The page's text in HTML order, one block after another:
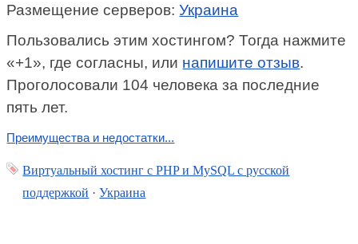
Размещение серверов:Украина
Пользовались этим хостингом? Тогда нажмите
«+1», где согласны, или напишите отзыв.
Проголосовали 104 человека за последние
пять лет.
Преимущества и недостатки...
Виртуальный хостинг c PHP и MySQL с русской
поддержкой ·Украина